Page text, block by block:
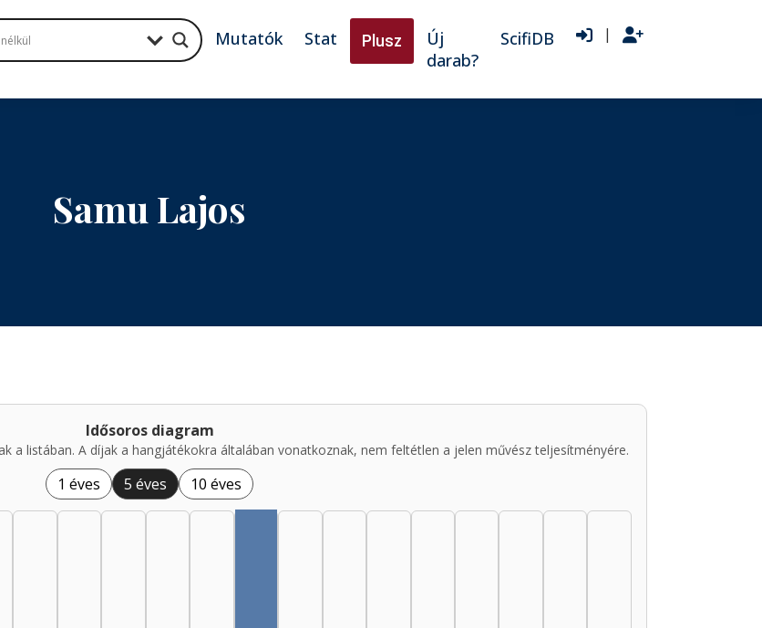
Mutatók Stat Plusz
Új
darab?
ScifiDB |
Samu Lajos
Idősoros diagram
a listában. A díjak a hangjátékokra általában vonatkoznak, nem feltétlen a jelen művész teljesítményére.
1 éves 5 éves 10 éves